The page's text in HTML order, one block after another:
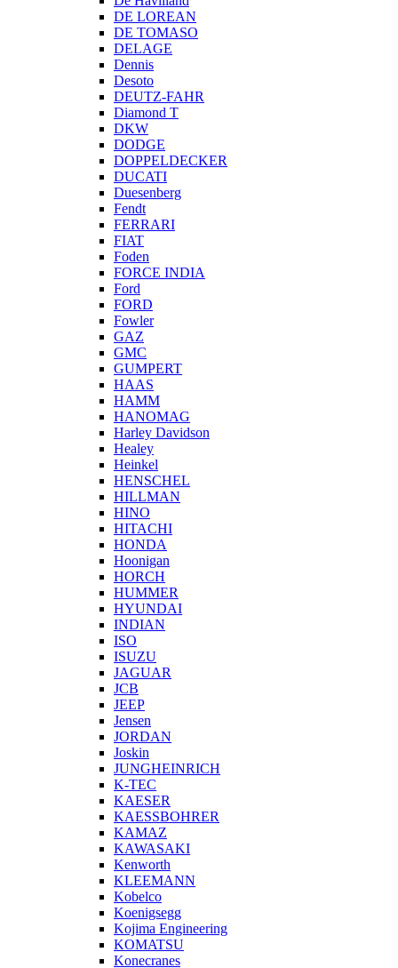
DE LOREAN
DE TOMASO
DELAGE
Dennis
Desoto
DEUTZ-FAHR
Diamond T
DKW
DODGE
DOPPELDECKER
DUCATI
Duesenberg
Fendt
FERRARI
FIAT
Foden
FORCE INDIA
Ford
FORD
Fowler
GAZ
GMC
GUMPERT
HAAS
HAMM
HANOMAG
Harley Davidson
Healey
Heinkel
HENSCHEL
HILLMAN
HINO
HITACHI
HONDA
Hoonigan
HORCH
HUMMER
HYUNDAI
INDIAN
ISO
ISUZU
JAGUAR
JCB
JEEP
Jensen
JORDAN
Joskin
JUNGHEINRICH
K-TEC
KAESER
KAESSBOHRER
KAMAZ
KAWASAKI
Kenworth
KLEEMANN
Kobelco
Koenigsegg
Kojima Engineering
KOMATSU
Konecranes